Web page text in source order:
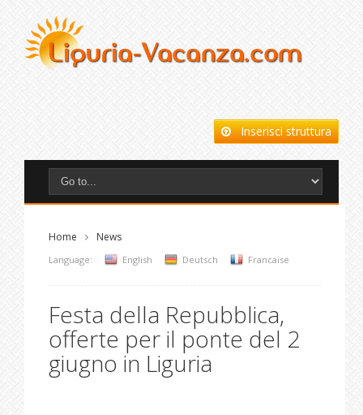
Inserisci struttura
Home News
Language: English Deutsch Francaise
Festa della Repubblica,
offerte per il ponte del 2
giugno in Liguria